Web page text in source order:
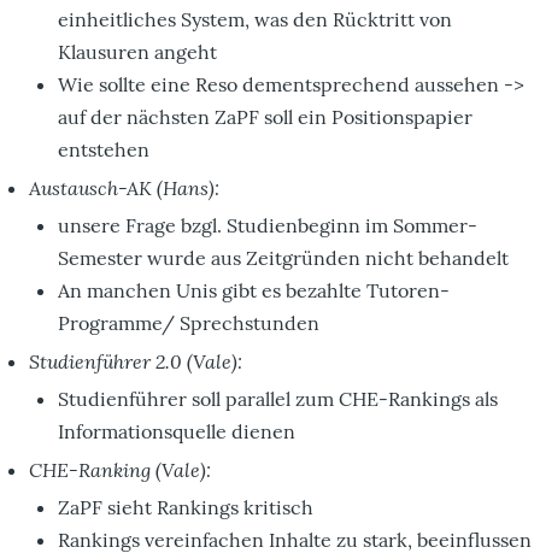
einheitliches System, was den Rücktritt von
Klausuren angeht
Wie sollte eine Reso dementsprechend aussehen ->
auf der nächsten ZaPF soll ein Positionspapier
entstehen
Austausch-AK (Hans):
unsere Frage bzgl. Studienbeginn im Sommer-
Semester wurde aus Zeitgründen nicht behandelt
An manchen Unis gibt es bezahlte Tutoren-
Programme/ Sprechstunden
Studienführer 2.0 (Vale):
Studienführer soll parallel zum CHE-Rankings als
Informationsquelle dienen
CHE-Ranking (Vale):
ZaPF sieht Rankings kritisch
Rankings vereinfachen Inhalte zu stark, beeinflussen